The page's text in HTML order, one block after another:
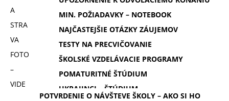
MIN. POŽIADAVKY – NOTEBOOK
NAJČASTEJŠIE OTÁZKY ZÁUJEMOV
TESTY NA PRECVIČOVANIE
ŠKOLSKÉ VZDELÁVACIE PROGRAMY
POMATURITNÉ ŠTÚDIUM
UKRAJINCI – ŠTÚDIUM
POTVRDENIE O NÁVŠTEVE ŠKOLY – AKO SI HO
A
STRA
VA
FOTO
–
VIDE